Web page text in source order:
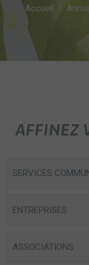
Accueil
AFFINEZ
SERVICES
ENTREPRISES
ASSOCIATIONS